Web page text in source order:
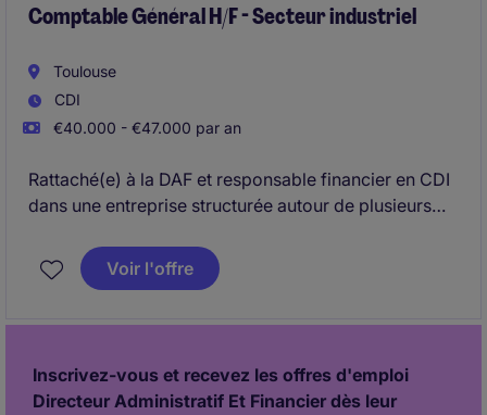
Comptable Général H/F - Secteur industriel
Toulouse
CDI
€40.000 - €47.000 par an
Rattaché(e) à la DAF et responsable financier en CDI
dans une entreprise structurée autour de plusieurs
Voir l'offre
Inscrivez-vous et recevez les offres d'emploi
Directeur Administratif Et Financier dès leur